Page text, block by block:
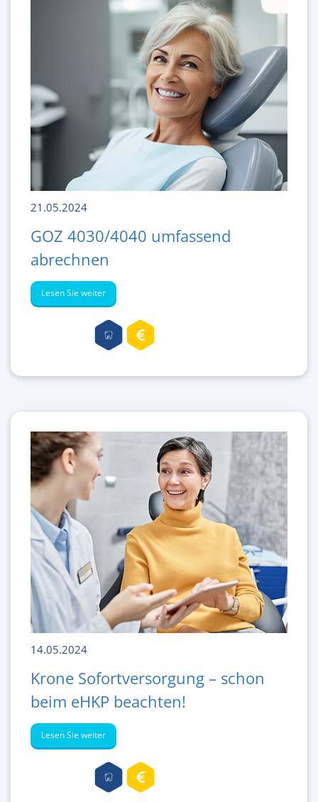
21.05.2024
GOZ 4030/4040 umfassend
abrechnen
Lesen Sie weiter
14.05.2024
Krone Sofortversorgung – schon
beim eHKP beachten!
Lesen Sie weiter